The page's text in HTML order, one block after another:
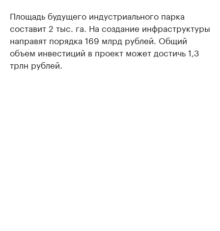
Площадь будущего индустриального парка
составит 2 тыс. га. На создание инфраструктуры
направят порядка 169 млрд рублей. Общий
объем инвестиций в проект может достичь 1,3
трлн рублей.